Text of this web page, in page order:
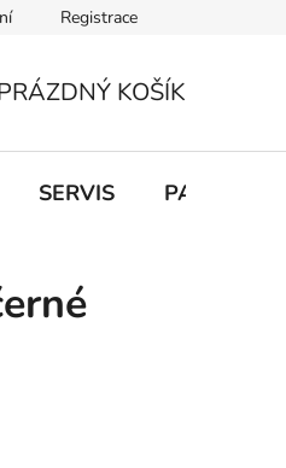
Registrace
KOŠÍK
SERVIS